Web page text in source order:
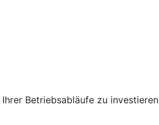
Betriebsabläufe zu investieren